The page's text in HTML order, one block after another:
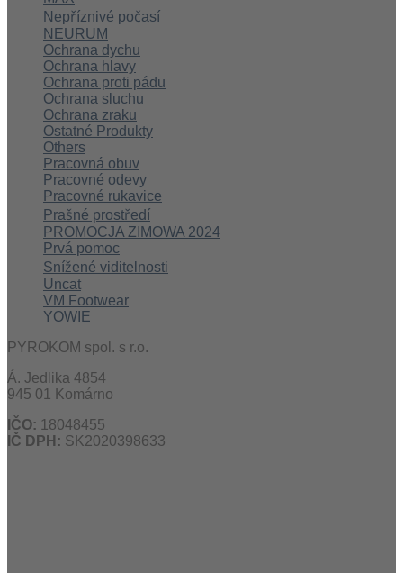
Nepříznivé počasí
NEURUM
Ochrana dychu
Ochrana hlavy
Ochrana proti pádu
Ochrana sluchu
Ochrana zraku
Ostatné Produkty
Others
Pracovná obuv
Pracovné odevy
Pracovné rukavice
Prašné prostředí
PROMOCJA ZIMOWA 2024
Prvá pomoc
Snížené viditelnosti
Uncat
VM Footwear
YOWIE
PYROKOM spol. s r.o.
Á. Jedlika 4854
945 01 Komárno
IČO: 18048455
IČ DPH: SK2020398633